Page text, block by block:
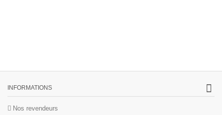
INFORMATIONS
Nos revendeurs